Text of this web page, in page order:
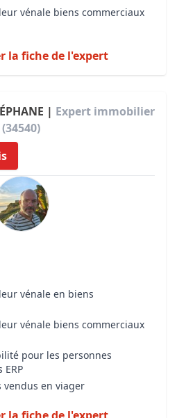
vénale biens commerciaux
la fiche de l'expert
| Expert immobilier
vénale en biens
vénale biens commerciaux
pour les personnes
vendus en viager